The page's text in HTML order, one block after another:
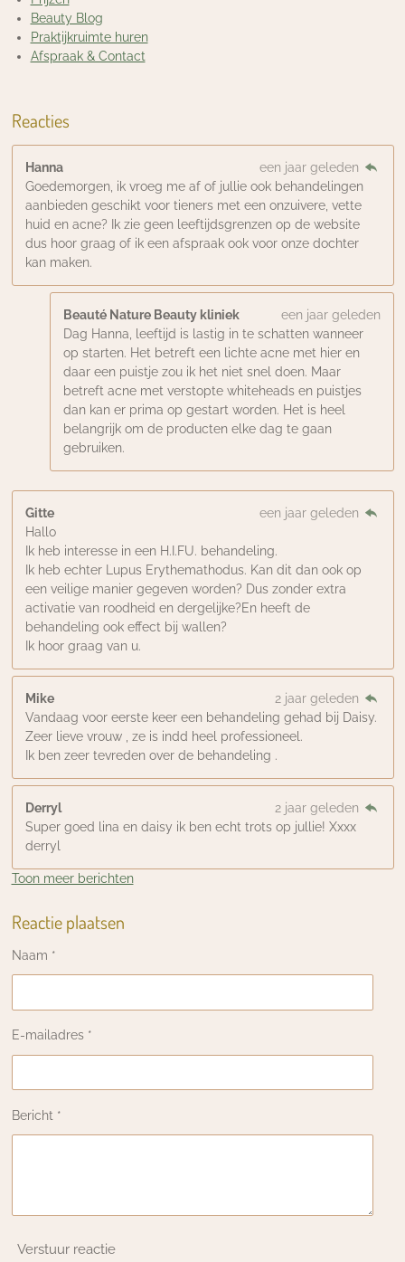
Beauty Blog
Praktijkruimte huren
Afspraak & Contact
Reacties
Hanna
een jaar geleden
Goedemorgen, ik vroeg me af of jullie ook behandelingen
aanbieden geschikt voor tieners met een onzuivere, vette
huid en acne? Ik zie geen leeftijdsgrenzen op de website
dus hoor graag of ik een afspraak ook voor onze dochter
kan maken.
Beauté Nature Beauty kliniek
een jaar geleden
Dag Hanna, leeftijd is lastig in te schatten wanneer
op starten. Het betreft een lichte acne met hier en
daar een puistje zou ik het niet snel doen. Maar
betreft acne met verstopte whiteheads en puistjes
dan kan er prima op gestart worden. Het is heel
belangrijk om de producten elke dag te gaan
gebruiken.
Gitte
een jaar geleden
Hallo
Ik heb interesse in een H.I.FU. behandeling.
Ik heb echter Lupus Erythemathodus. Kan dit dan ook op
een veilige manier gegeven worden? Dus zonder extra
activatie van roodheid en dergelijke?En heeft de
behandeling ook effect bij wallen?
Ik hoor graag van u.
Mike
2 jaar geleden
Vandaag voor eerste keer een behandeling gehad bij Daisy.
Zeer lieve vrouw , ze is indd heel professioneel.
Ik ben zeer tevreden over de behandeling .
Derryl
2 jaar geleden
Super goed lina en daisy ik ben echt trots op jullie! Xxxx
derryl
Toon meer berichten
Reactie plaatsen
Naam *
E-mailadres *
Bericht *
Verstuur reactie